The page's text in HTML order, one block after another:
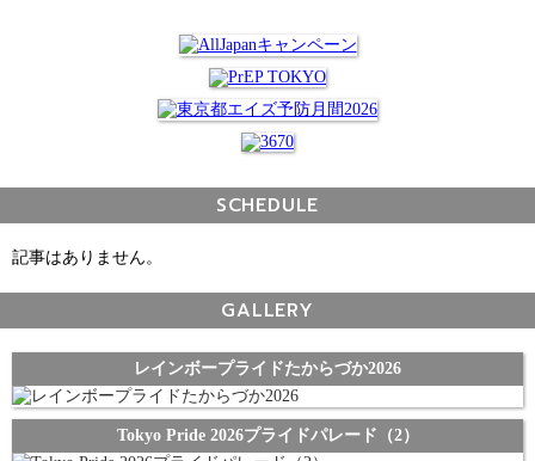
SCHEDULE
記事はありません。
GALLERY
レインボープライドたからづか2026
Tokyo Pride 2026プライドパレード（2）